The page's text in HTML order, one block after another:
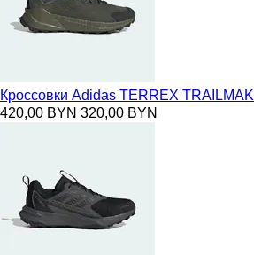
Кроссовки Adidas TERREX
420,00 BYN 320,00 BYN